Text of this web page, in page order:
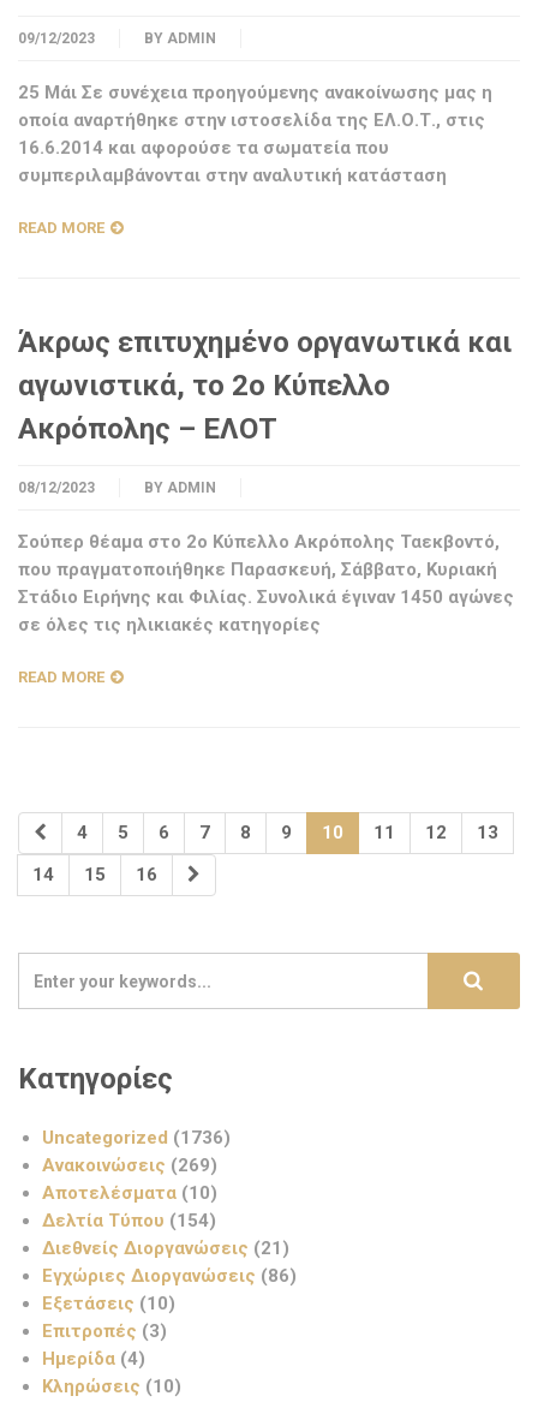
09/12/2023 BY ADMIN
25 Μάι Σε συνέχεια προηγούμενης ανακοίνωσης μας η
οποία αναρτήθηκε στην ιστοσελίδα της ΕΛ.Ο.Τ., στις
16.6.2014 και αφορούσε τα σωματεία που
συμπεριλαμβάνονται στην αναλυτική κατάσταση
READ MORE
Άκρως επιτυχημένο οργανωτικά και
αγωνιστικά, το 2ο Κύπελλο
Ακρόπολης – ΕΛΟΤ
08/12/2023 BY ADMIN
Σούπερ θέαμα στο 2ο Κύπελλο Ακρόπολης Ταεκβοντό,
που πραγματοποιήθηκε Παρασκευή, Σάββατο, Κυριακή
Στάδιο Ειρήνης και Φιλίας. Συνολικά έγιναν 1450 αγώνες
σε όλες τις ηλικιακές κατηγορίες
READ MORE
4 5 6 7 8 9 10 11 12
13
14
15 16
Κατηγορίες
Uncategorized (1736)
Ανακοινώσεις (269)
Αποτελέσματα (10)
Δελτία Τύπου (154)
Διεθνείς Διοργανώσεις (21)
Εγχώριες Διοργανώσεις (86)
Εξετάσεις (10)
Επιτροπές (3)
Ημερίδα (4)
Κληρώσεις (10)